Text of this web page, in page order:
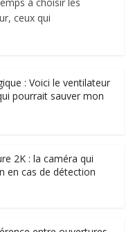
ceux qui
: Voici le ventilateur
pourrait sauver mon
2K : la caméra qui
en cas de détection